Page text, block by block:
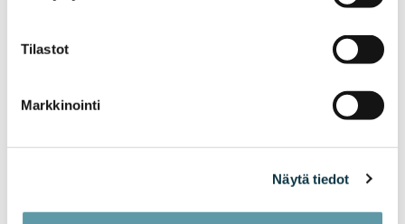
Tilastot
Markkinointi
Näytä tiedot
Arvonmääritykset
kirjanpitokysymyksiin liittyvä neuvonta